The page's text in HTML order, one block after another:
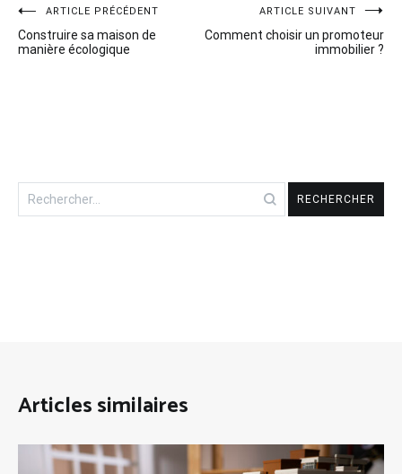
Navigation
de
ARTICLE PRÉCÉDENT
Construire sa maison de
manière écologique
ARTICLE SUIVANT
Comment choisir un promoteur
immobilier ?
Rechercher :
Articles similaires